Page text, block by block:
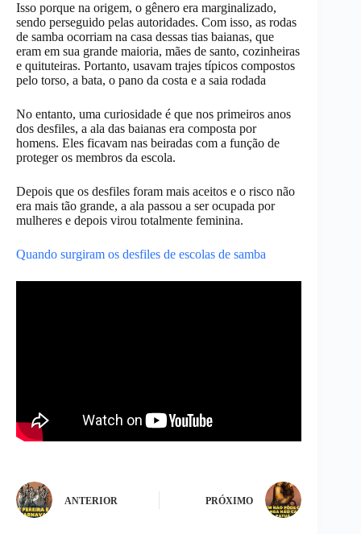
Isso porque na origem, o gênero era marginalizado,
sendo perseguido pelas autoridades. Com isso, as rodas
de samba ocorriam na casa dessas tias baianas, que
eram em sua grande maioria, mães de santo, cozinheiras
e quituteiras. Portanto, usavam trajes típicos compostos
pelo torso, a bata, o pano da costa e a saia rodada
No entanto, uma curiosidade é que nos primeiros anos
dos desfiles, a ala das baianas era composta por
homens. Eles ficavam nas beiradas com a função de
proteger os membros da escola.
Depois que os desfiles foram mais aceitos e o risco não
era mais tão grande, a ala passou a ser ocupada por
mulheres e depois virou totalmente feminina.
Quando surgiram os desfiles de escolas de samba
ANTERIOR PRÓXIMO